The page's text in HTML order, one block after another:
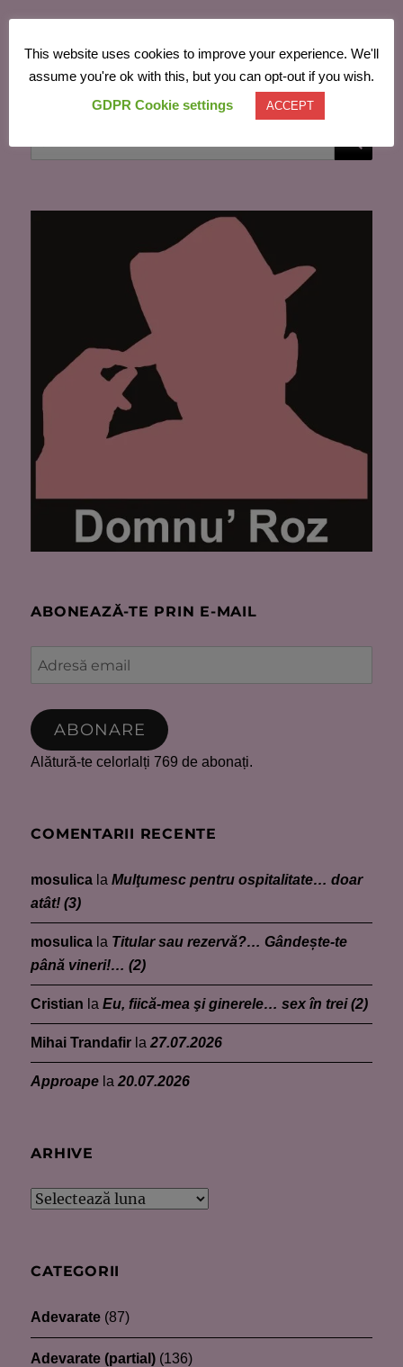
Powered by Translate
după:
ABONEAZĂ-TE PRIN E-MAIL
Adresă
email
ABONARE
Alătură-te celorlalți 769 de abonați.
COMENTARII RECENTE
mosulica laMulţumesc pentru ospitalitate… doar
atât! (3)
mosulica la Titular sau rezervă?… Gândește-te
până vineri!… (2)
Cristian laEu, fiică-mea şi ginerele… sex în trei (2)
Mihai Trandafir la27.07.2026
Approape la20.07.2026
ARHIVE
Arhive
CATEGORII
Adevarate (87)
Adevarate (partial) (136)
This website uses cookies to improve your experience. We'll
assume you're ok with this, but you can opt-out if you wish.
GDPR Cookie settings
ACCEPT